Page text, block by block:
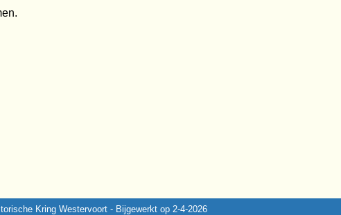
Kring Westervoort - Bijgewerkt op 2-4-2026